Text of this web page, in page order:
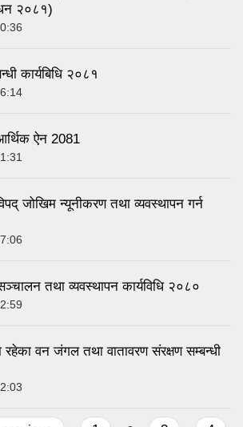
२०८१)
कार्यबिधि २०८१
ऐन 2081
जोखिम न्यूनीकरण तथा व्यवस्थापन गर्न
तथा व्यवस्थापन कार्यविधि २०८०
रहेका वन जंगल तथा वातावरण संरक्षण सम्बन्धी